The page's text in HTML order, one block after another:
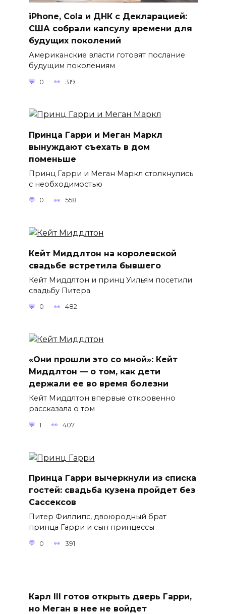
iPhone, Cola и ДНК с Декларацией:
США собрали капсулу времени для
будущих поколений
Американские власти готовят послание
будущим поколениям
0 319
Принца Гарри и Меган Маркл
вынуждают съехать в дом
поменьше
Принц Гарри и Меган Маркл столкнулись
с необходимостью
0 558
Кейт Миддлтон на королевской
свадьбе встретила бывшего
Кейт Миддлтон и принц Уильям посетили
свадьбу Питера
0 482
«Они прошли это со мной»: Кейт
Миддлтон — о том, как дети
держали ее во время болезни
Кейт Миддлтон впервые откровенно
рассказала о том
1 407
Принца Гарри вычеркнули из списка
гостей: свадьба кузена пройдет без
Сассексов
Питер Филлипс, двоюродный брат
принца Гарри и сын принцессы
0 391
Карл III готов открыть дверь Гарри,
но Меган в нее не войдет